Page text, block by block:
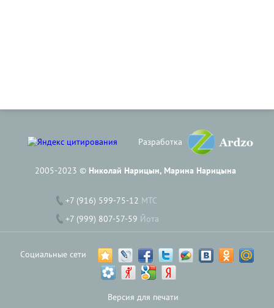
Разработка
2005-2023 © Николай Нарицын, Марина Нарицына
+7 (916) 599-75-12 МТС
+7 (999) 807-57-59 Йота
Социальные сети
Версия для печати